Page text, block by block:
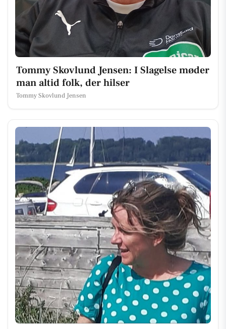
Tommy Skovlund Jensen: I Slagelse møder
man altid folk, der hilser
Tommy Skovlund Jensen